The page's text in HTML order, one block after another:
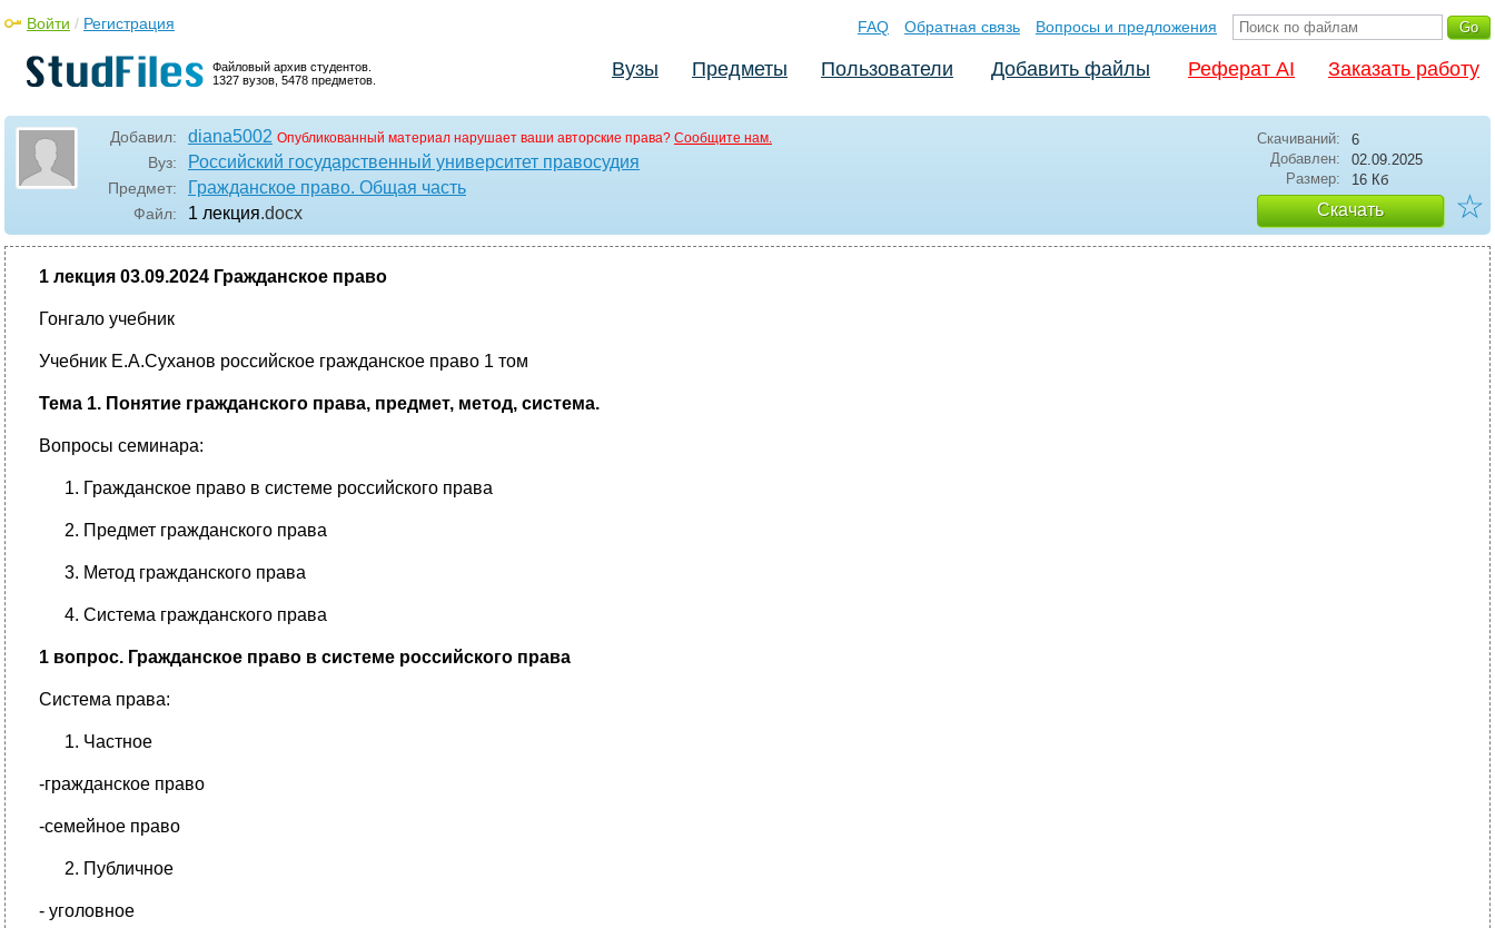
Файловый архив студентов.
1327 вузов, 5478 предметов.
Войти / Регистрация FAQ Обратная связь Вопросы и предложения
Вузы Предметы Пользователи Добавить файлы Реферат AI Заказать работу
Добавил: diana5002 Опубликованный материал нарушает ваши авторские права? Сообщите нам.
Вуз: Российский государственный университет правосудия
Предмет: Гражданское право. Общая часть
Файл: 1 лекция.docx
Скачиваний:
6
Добавлен:
02.09.2025
Размер:
16 Кб
Скачать ☆
1 лекция 03.09.2024 Гражданское право
Гонгало учебник
Учебник Е.А.Суханов российское гражданское право 1 том
Тема 1. Понятие гражданского права, предмет, метод, система.
Вопросы семинара:
Гражданское право в системе российского права
Предмет гражданского права
Метод гражданского права
Система гражданского права
1 вопрос. Гражданское право в системе российского права
Система права:
Частное
-гражданское право
-семейное право
Публичное
- уголовное